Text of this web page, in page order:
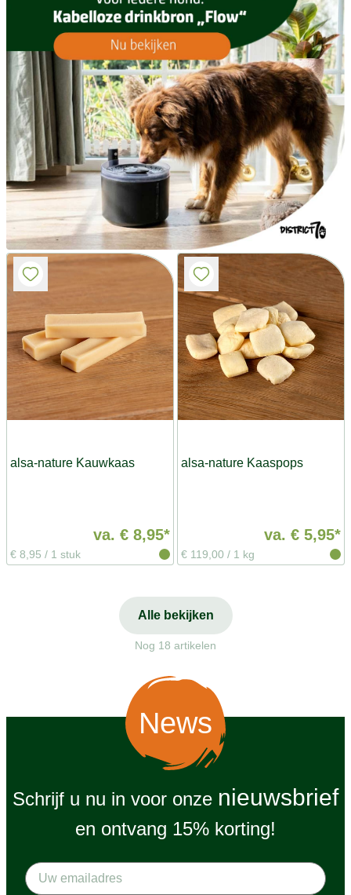
alsa-nature Kauwkaas
va. € 8,95*
€ 8,95 / 1 stuk
alsa-nature Kaaspops
va. € 5,95*
€ 119,00 / 1 kg
Alle bekijken
Nog 18 artikelen
News
Schrijf u nu in voor onze nieuwsbrief
en ontvang 15% korting!